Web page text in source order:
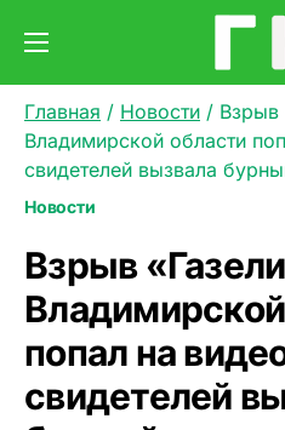
Главная / Новости / Взрыв
Владимирской области
свидетелей вызвала
Новости
Взрыв
попал на
свидетелей